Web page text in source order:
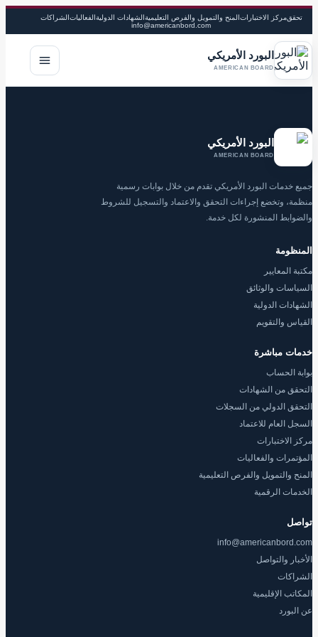
تحققمركز الاختباراتالمنح والتمويل والفرص التعليميةالشهادات الدوليةالفعالياتالشراكات
info@americanbord.com
البورد الأمريكي
AMERICAN BOARD
البورد الأمريكي
AMERICAN BOARD
جميع خدمات البورد الأمريكي تقدم من خلال بوابات رسمية
منظمة، وتخضع إجراءات التحقق والاعتماد والتسجيل للشروط
والضوابط المنشورة لكل خدمة.
المنظومة
مكتبة المعايير
السياسات والوثائق
الشهادات الدولية
القياس والتقويم
خدمات مباشرة
بوابة الحساب
التحقق من الشهادات
التحقق الدولي من السجلات
السجل العام للاعتماد
مركز الاختبارات
المؤتمرات والفعاليات
المنح والتمويل والفرص التعليمية
الخدمات الرقمية
تواصل
info@americanbord.com
الأخبار والتواصل
الشراكات
المكاتب الإقليمية
عن البورد